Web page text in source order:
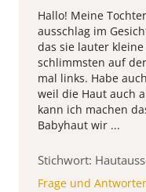
Hallo! Meine
ausschlag im
das sie lauter
schlimmsten auf
mal links. Habe
weil die Haut auch
kann ich machen
Babyhaut wir ...
Stichwort:
Frage und